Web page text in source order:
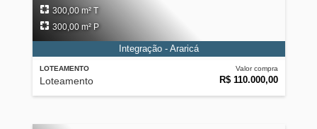
LOTEAMENTO
Loteamento
Valor compra
R$ 110.000,00
300,00 m² T
300,00 m² P
Integração - Araricá